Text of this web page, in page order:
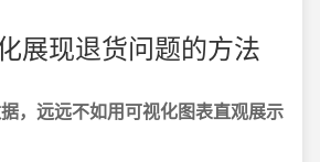
展现退货问题的方法
，远远不如用可视化图表直观展示